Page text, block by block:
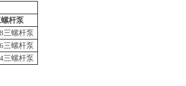
杆泵
三螺杆泵
三螺杆泵
三螺杆泵